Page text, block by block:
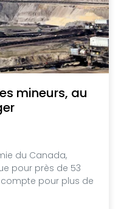
mineurs, au
du Canada,
pour près de 53
pour plus de